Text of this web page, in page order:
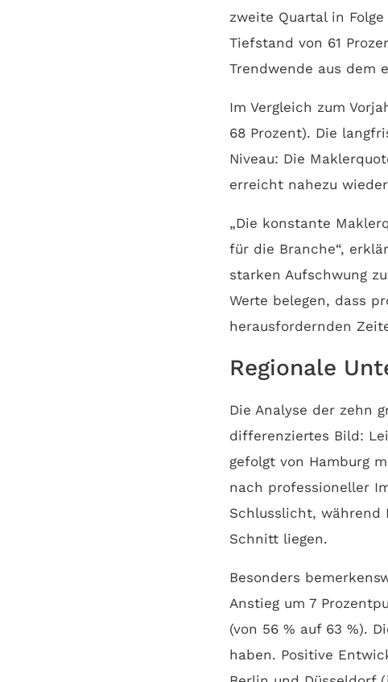
zweite Quartal in
Tiefstand von 61
Trendwende aus dem
Im Vergleich zum
68 Prozent). Die
Niveau: Die
erreicht nahezu
„Die konstante
für die Branche“,
starken Aufschwung
Werte belegen, dass
herausfordernden
Regionale
Die Analyse der zehn
differenziertes Bild:
gefolgt von Hamburg
nach professioneller
Schlusslicht, während
Schnitt liegen.
Besonders
Anstieg um 7
(von 56 % auf 63 %).
haben. Positive